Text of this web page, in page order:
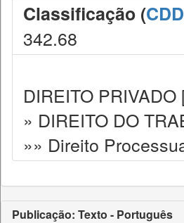
Classificação (
342.68
DIREITO PRIVADO
» DIREITO DO
»» Direito
Publicação: Texto - Português